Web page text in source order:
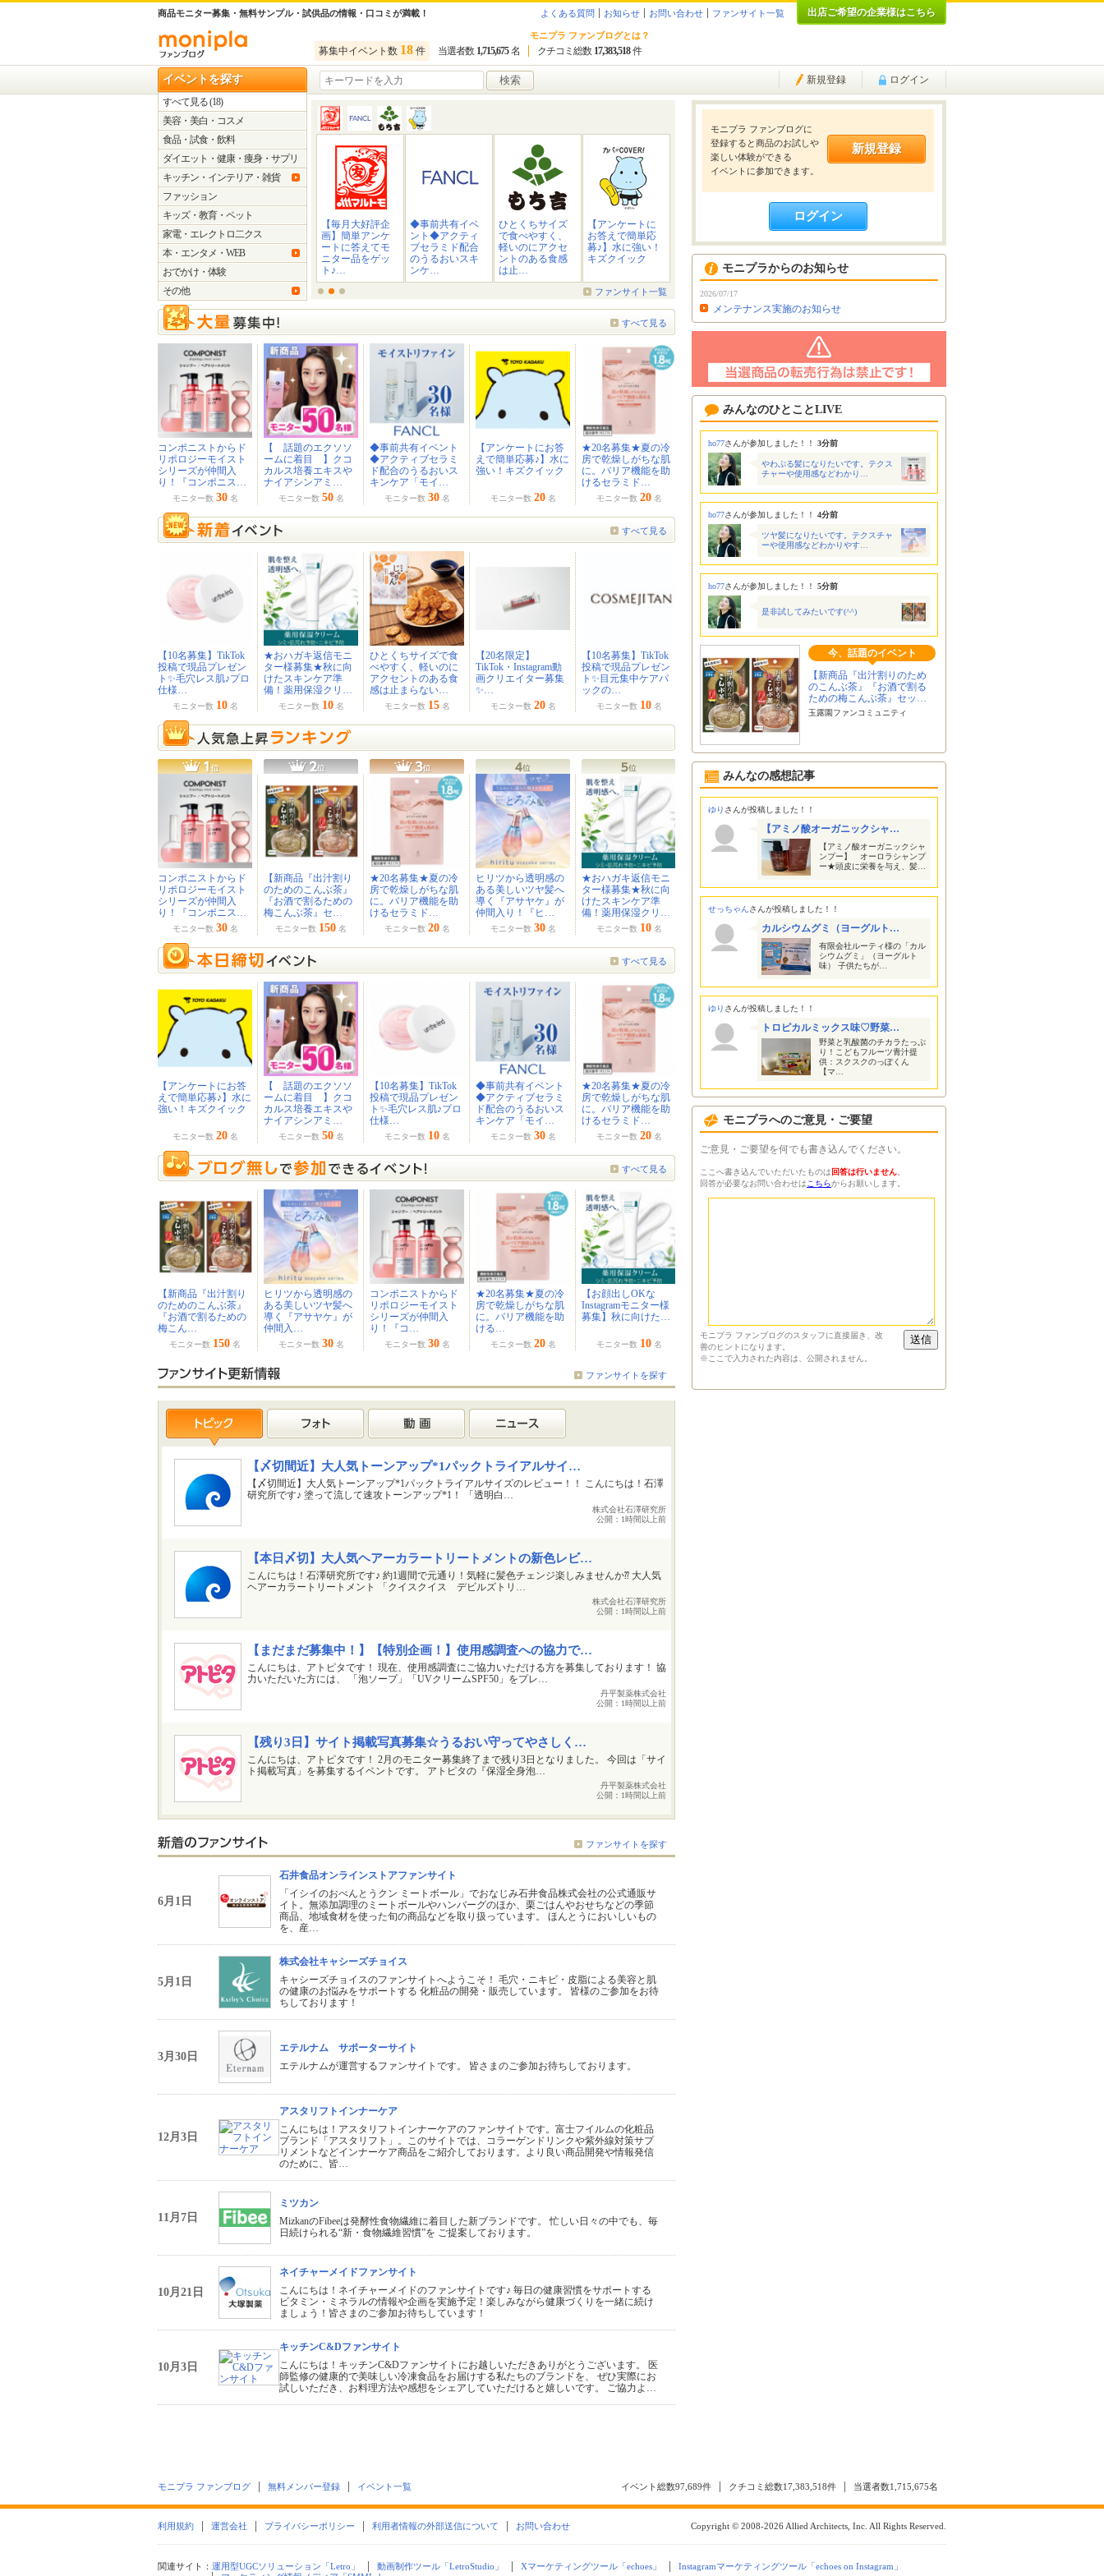
商品モニター募集・無料サンプル・試供品の情報・口コミが満載！ よくある質問 お知らせ お問い合わせ ファンサイト一覧 出店ご希望の企業様はこちら
募集中イベント数 18 件 当選者数 1,715,675 名 クチコミ総数 17,383,518 件
モニプラ ファンブログとは？
イベントを探す
すべて見る(18)
美容・美白・コスメ
食品・試食・飲料
ダイエット・健康・痩身・サプリ
メント
キッチン・インテリア・雑貨
ファッション
キッズ・教育・ペット
家電・エレクトロ二クス
本・エンタメ・WEB
おでかけ・体験
その他
検索 新規登録 ログイン
【毎月大好評企
画】簡単アンケ
ートに答えてモ
ニター品をゲッ
ト♪…
◆事前共有イベ
ント◆アクティ
ブセラミド配合
のうるおいスキ
ンケ…
ひとくちサイズ
で食べやすく、
軽いのにアクセ
ントのある食感
は止…
【アンケートに
お答えで簡単応
募♪】水に強い！
キズクイック
ファンサイト一覧
すべて見る
コンポニストからド
リポロジーモイスト
シリーズが仲間入
り！『コンポニス…
モニター数 30名
【 話題のエクソソ
ームに着目 】クコ
カルス培養エキスや
ナイアシンアミ…
モニター数 50名
◆事前共有イベント
◆アクティブセラミ
ド配合のうるおいス
キンケア「モイ…
モニター数 30名
【アンケートにお答
えで簡単応募♪】水に
強い！キズクイック
モニター数 20名
★20名募集★夏の冷
房で乾燥しがちな肌
に。バリア機能を助
けるセラミド…
モニター数 20名
すべて見る
【10名募集】TikTok
投稿で現品プレゼン
ト✨毛穴レス肌♪プロ
仕様…
モニター数 10名
★おハガキ返信モニ
ター様募集★秋に向
けたスキンケア準
備！薬用保湿クリ…
モニター数 10名
ひとくちサイズで食
べやすく、軽いのに
アクセントのある食
感は止まらない…
モニター数 15名
【20名限定】
TikTok・Instagram動
画クリエイター募集
✨…
モニター数 20名
【10名募集】TikTok
投稿で現品プレゼン
ト✨目元集中ケアパ
ックの…
モニター数 10名
コンポニストからド
リポロジーモイスト
シリーズが仲間入
り！『コンポニス…
モニター数 30名
【新商品『出汁割り
のためのこんぶ茶』
『お酒で割るための
梅こんぶ茶』セ…
モニター数 150 名
★20名募集★夏の冷
房で乾燥しがちな肌
に。バリア機能を助
けるセラミド…
モニター数 20名
ヒリツから透明感の
ある美しいツヤ髪へ
導く『アサヤケ』が
仲間入り！『ヒ…
モニター数 30名
★おハガキ返信モニ
ター様募集★秋に向
けたスキンケア準
備！薬用保湿クリ…
モニター数 10名
すべて見る
【アンケートにお答
えで簡単応募♪】水に
強い！キズクイック
モニター数 20名
【 話題のエクソソ
ームに着目 】クコ
カルス培養エキスや
ナイアシンアミ…
モニター数 50名
【10名募集】TikTok
投稿で現品プレゼン
ト✨毛穴レス肌♪プロ
仕様…
モニター数 10名
◆事前共有イベント
◆アクティブセラミ
ド配合のうるおいス
キンケア「モイ…
モニター数 30名
★20名募集★夏の冷
房で乾燥しがちな肌
に。バリア機能を助
けるセラミド…
モニター数 20名
すべて見る
【新商品『出汁割り
のためのこんぶ茶』
『お酒で割るための
梅こん…
モニター数 150 名
ヒリツから透明感の
ある美しいツヤ髪へ
導く『アサヤケ』が
仲間入…
モニター数 30名
コンポニストからド
リポロジーモイスト
シリーズが仲間入
り！『コ…
モニター数 30名
★20名募集★夏の冷
房で乾燥しがちな肌
に。バリア機能を助
ける…
モニター数 20名
【お顔出しOKな
Instagramモニター様
募集】秋に向けた…
モニター数 10名
ファンサイトを探す
【〆切間近】大人気トーンアップ*1パックトライアルサイ…
【〆切間近】大人気トーンアップ*1パックトライアルサイズのレビュー！！ こんにちは！石澤
研究所です♪ 塗って流して速攻トーンアップ*1！ 「透明白…
株式会社石澤研究所
公開： 1時間以上前
【本日〆切】大人気ヘアーカラートリートメントの新色レビ…
こんにちは！石澤研究所です♪ 約1週間で元通り！気軽に髪色チェンジ楽しみませんか⁇ 大人気
ヘアーカラートリートメント 「クイスクイス デビルズトリ…
株式会社石澤研究所
公開： 1時間以上前
【まだまだ募集中！】【特別企画！】使用感調査への協力で…
こんにちは、アトピタです！ 現在、使用感調査にご協力いただける方を募集しております！ 協
力いただいた方には、 「泡ソープ」「UVクリームSPF50」をプレ…
丹平製薬株式会社
公開： 1時間以上前
【残り3日】サイト掲載写真募集☆うるおい守ってやさしく…
こんにちは、アトピタです！ 2月のモニター募集終了まで残り3日となりました。 今回は「サイ
ト掲載写真」を募集するイベントです。 アトピタの『保湿全身泡…
丹平製薬株式会社
公開： 1時間以上前
ファンサイトを探す
6月1日
石井食品オンラインストアファンサイト
「イシイのおべんとうクン ミートボール」でおなじみ石井食品株式会社の公式通販サ
イト。無添加調理のミートボールやハンバーグのほか、栗ごはんやおせちなどの季節
商品、地域食材を使った旬の商品などを取り扱っています。 ほんとうにおいしいもの
を、産…
5月1日
株式会社キャシーズチョイス
キャシーズチョイスのファンサイトへようこそ！ 毛穴・ニキビ・皮脂による美容と肌
の健康のお悩みをサポートする 化粧品の開発・販売しています。 皆様のご参加をお待
ちしております！
3月30日
エテルナム サポーターサイト
エテルナムが運営するファンサイトです。 皆さまのご参加お待ちしております。
12月3日
アスタリフトインナーケア
こんにちは！アスタリフトインナーケアのファンサイトです。富士フイルムの化粧品
ブランド「アスタリフト」。このサイトでは、コラーゲンドリンクや紫外線対策サプ
リメントなどインナーケア商品をご紹介しております。より良い商品開発や情報発信
のために、皆…
11月7日
ミツカン
MizkanのFibeeは発酵性食物繊維に着目した新ブランドです。 忙しい日々の中でも、毎
日続けられる“新・食物繊維習慣”を ご提案しております。
10月21日
ネイチャーメイドファンサイト
こんにちは！ネイチャーメイドのファンサイトです♪ 毎日の健康習慣をサポートする
ビタミン・ミネラルの情報や企画を実施予定！楽しみながら健康づくりを一緒に続け
ましょう！皆さまのご参加お待ちしています！
10月3日
キッチンC&Dファンサイト
こんにちは！キッチンC&Dファンサイトにお越しいただきありがとうございます。 医
師監修の健康的で美味しい冷凍食品をお届けする私たちのブランドを、 ぜひ実際にお
試しいただき、お料理方法や感想をシェアしていただけると嬉しいです。 ご協力よ…
モニプラ ファンブログに
登録すると商品のお試しや
楽しい体験ができる
イベントに参加できます。
新規登録
ログイン
モニプラからのお知らせ
2026/07/17
メンテナンス実施のお知らせ
みんなのひとことLIVE
ho77さんが参加しました！！ 3分前
やわぷる髪になりたいです。テクス
チャーや使用感などわかり…
ho77さんが参加しました！！ 4分前
ツヤ髪になりたいです。テクスチャ
ーや使用感などわかりやす…
ho77さんが参加しました！！ 5分前
是非試してみたいです(^^)
今、話題のイベント
【新商品『出汁割りのため
のこんぶ茶』『お酒で割る
ための梅こんぶ茶』セッ…
玉露園ファンコミュニティ
みんなの感想記事
ゆり さんが投稿しました！！
【アミノ酸オーガニックシャ…
【アミノ酸オーガニックシャ
ンプー】 オーロラシャンプ
ー★頭皮に栄養を与え、髪…
せっちゃんさんが投稿しました！！
カルシウムグミ（ヨーグルト…
有限会社ルーティ様の「カル
シウムグミ」（ヨーグルト
味） 子供たちが…
ゆり さんが投稿しました！！
トロピカルミックス味♡野菜…
野菜と乳酸菌のチカラたっぷ
り！こどもフルーツ青汁提
供：スクスクのっぽくん
【マ…
モニプラへのご意見・ご要望
モニプラ ファンブログ 無料メンバー登録 イベント一覧 イベント総数97,689件 クチコミ総数17,383,518件 当選者数1,715,675名
利用規約 運営会社 プライバシーポリシー 利用者情報の外部送信について お問い合わせ Copyright © 2008-2026 Allied Architects, Inc. All Rights Reserved.
関連サイト： 運用型UGCソリューション「Letro」 動画制作ツール「LetroStudio」 Xマーケティングツール「echoes」
Instagramマーケティングツール「echoes on Instagram」